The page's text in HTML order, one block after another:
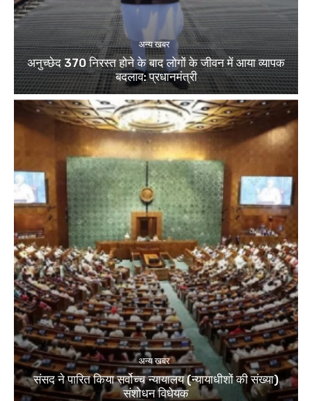
अन्य खबर
अनुच्छेद 370 निरस्त होने के बाद लोगों के जीवन में आया व्यापक
बदलाव: प्रधानमंत्री
अन्य खबर
संसद ने पारित किया सर्वोच्च न्यायालय (न्यायाधीशों की संख्या)
संशोधन विधेयक